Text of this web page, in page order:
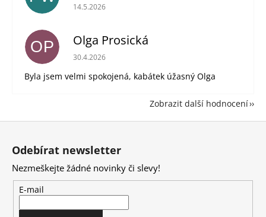
Hodnocení obchodu je 5 z 5 hvězdiček.
14.5.2026
OP Olga Prosická
Hodnocení obchodu je 5 z 5 hvězdiček.
30.4.2026
Byla jsem velmi spokojená, kabátek úžasný Olga
Zobrazit další hodnocení
Odebírat newsletter
Nezmeškejte žádné novinky či slevy!
E-mail